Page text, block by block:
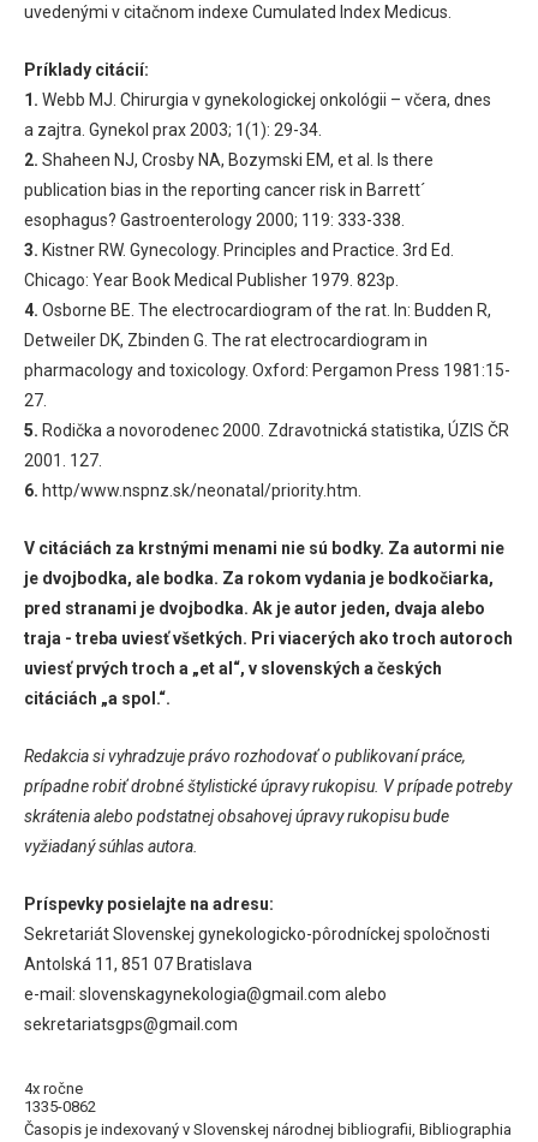
uvedenými v citačnom indexe Cumulated Index Medicus.
Príklady citácií:
1. Webb MJ. Chirurgia v gynekologickej onkológii – včera, dnes
a zajtra. Gynekol prax 2003; 1(1): 29-34.
2. Shaheen NJ, Crosby NA, Bozymski EM, et al. Is there
publication bias in the reporting cancer risk in Barrett´
esophagus? Gastroenterology 2000; 119: 333-338.
3. Kistner RW. Gynecology. Principles and Practice. 3rd Ed.
Chicago: Year Book Medical Publisher 1979. 823p.
4. Osborne BE. The electrocardiogram of the rat. In: Budden R,
Detweiler DK, Zbinden G. The rat electrocardiogram in
pharmacology and toxicology. Oxford: Pergamon Press 1981:15-
27.
5. Rodička a novorodenec 2000. Zdravotnická statistika, ÚZIS ČR
2001. 127.
6. http/www.nspnz.sk/neonatal/priority.htm.
V citáciách za krstnými menami nie sú bodky. Za autormi nie
je dvojbodka, ale bodka. Za rokom vydania je bodkočiarka,
pred stranami je dvojbodka. Ak je autor jeden, dvaja alebo
traja - treba uviesť všetkých. Pri viacerých ako troch autoroch
uviesť prvých troch a „et al“, v slovenských a českých
citáciách „a spol.“.
Redakcia si vyhradzuje právo rozhodovať o publikovaní práce,
prípadne robiť drobné štylistické úpravy rukopisu. V prípade potreby
skrátenia alebo podstatnej obsahovej úpravy rukopisu bude
vyžiadaný súhlas autora.
Príspevky posielajte na adresu:
Sekretariát Slovenskej gynekologicko-pôrodníckej spoločnosti
Antolská 11, 851 07 Bratislava
e-mail: slovenskagynekologia@gmail.com alebo
sekretariatsgps@gmail.com
4x ročne
1335-0862
Časopis je indexovaný v Slovenskej národnej bibliografii, Bibliographia